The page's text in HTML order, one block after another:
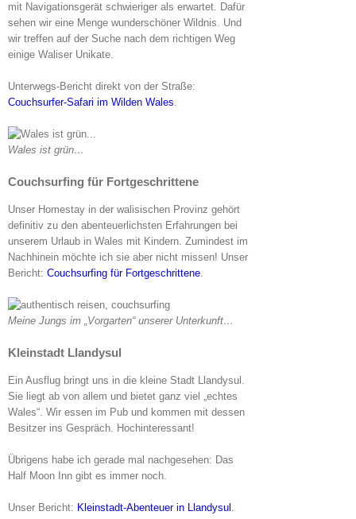
mit Navigationsgerät schwieriger als erwartet. Dafür
sehen wir eine Menge wunderschöner Wildnis. Und
wir treffen auf der Suche nach dem richtigen Weg
einige Waliser Unikate.
Unterwegs-Bericht direkt von der Straße:
Couchsurfer-Safari im Wilden Wales.
Wales ist grün…
Couchsurfing für Fortgeschrittene
Unser Homestay in der walisischen Provinz gehört
definitiv zu den abenteuerlichsten Erfahrungen bei
unserem Urlaub in Wales mit Kindern. Zumindest im
Nachhinein möchte ich sie aber nicht missen! Unser
Bericht: Couchsurfing für Fortgeschrittene.
Meine Jungs im „Vorgarten“ unserer Unterkunft…
Kleinstadt Llandysul
Ein Ausflug bringt uns in die kleine Stadt Llandysul.
Sie liegt ab von allem und bietet ganz viel „echtes
Wales“. Wir essen im Pub und kommen mit dessen
Besitzer ins Gespräch. Hochinteressant!
Übrigens habe ich gerade mal nachgesehen: Das
Half Moon Inn gibt es immer noch.
Unser Bericht: Kleinstadt-Abenteuer in Llandysul .